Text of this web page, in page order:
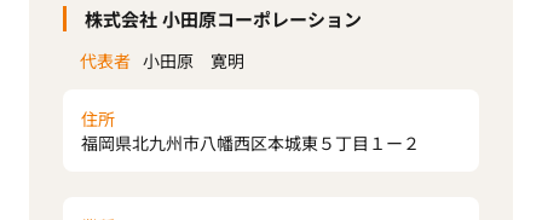
株式会社 小田原コーポレーション
代表者 小田原 寛明
住所
福岡県北九州市八幡西区本城東５丁目１ー２